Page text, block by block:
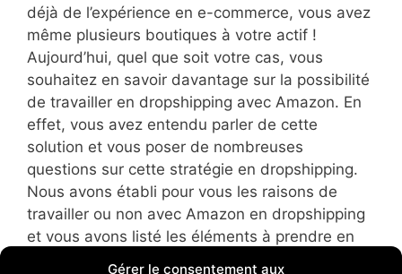
Gérer le consentement aux
déjà de l’expérience en e-commerce, vous avez
même plusieurs boutiques à votre actif !
Aujourd’hui, quel que soit votre cas, vous
souhaitez en savoir davantage sur la possibilité
de travailler en dropshipping avec Amazon. En
effet, vous avez entendu parler de cette
solution et vous poser de nombreuses
questions sur cette stratégie en dropshipping.
Nous avons établi pour vous les raisons de
travailler ou non avec Amazon en dropshipping
et vous avons listé les éléments à prendre en